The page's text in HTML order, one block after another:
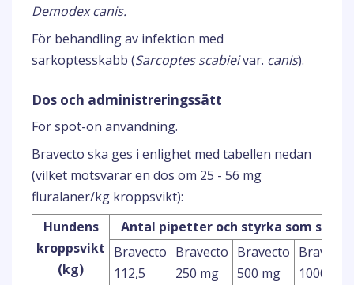
Demodex canis.
För behandling av infektion med
sarkoptesskabb (Sarcoptes scabieivar. canis).
Dos och administreringssätt
För spot-on användning.
Bravecto ska ges i enlighet med tabellen nedan
(vilket motsvarar en dos om 25 - 56 mg
fluralaner/kg kroppsvikt):
Hundens
kroppsvikt
(kg)
Antal pipetter och styrka som ska
Bravecto
112,5
Bravecto
250 mg
Bravecto
500 mg
Bravecto
1000 mg